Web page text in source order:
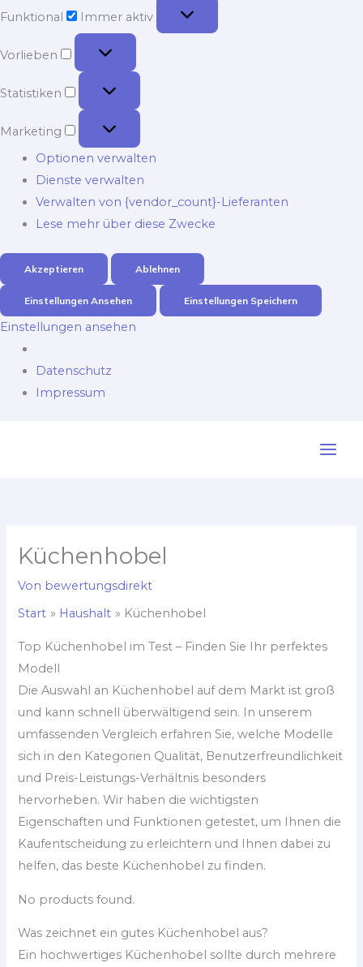
Funktional
Immer aktiv
Vorlieben
Vorlieben
Statistiken
Statistiken
Marketing
Marketing
Optionen verwalten
Dienste verwalten
Verwalten von {vendor_count}-Lieferanten
Lese mehr über diese Zwecke
Akzeptieren Ablehnen
Einstellungen Ansehen Einstellungen Speichern
Einstellungen ansehen
Datenschutz
Impressum
Küchenhobel
Von bewertungsdirekt
Start
Haushalt Küchenhobel
Top Küchenhobel im Test – Finden Sie Ihr perfektes
Modell
Die Auswahl an Küchenhobel auf dem Markt ist groß
und kann schnell überwältigend sein. In unserem
umfassenden Vergleich erfahren Sie, welche Modelle
sich in den Kategorien Qualität, Benutzerfreundlichkeit
und Preis-Leistungs-Verhältnis besonders
hervorheben. Wir haben die wichtigsten
Eigenschaften und Funktionen getestet, um Ihnen die
Kaufentscheidung zu erleichtern und Ihnen dabei zu
helfen, das beste Küchenhobel zu finden.
No products found.
Was zeichnet ein gutes Küchenhobel aus?
Ein hochwertiges Küchenhobel sollte durch mehrere